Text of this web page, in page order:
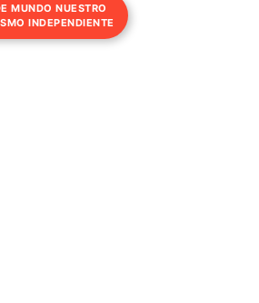
MUNDO NUESTRO
INDEPENDIENTE